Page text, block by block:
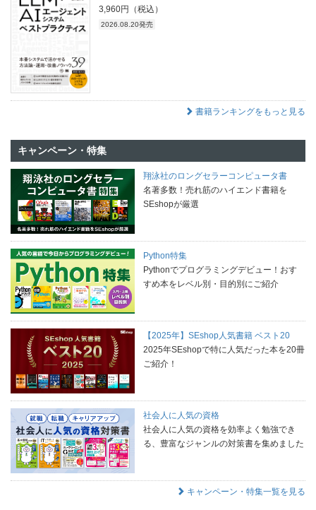
3,960円（税込）
2026.08.20発売
書籍ランキングをもっと見る
キャンペーン・特集
翔泳社のロングセラーコンピュータ書
名著多数！売れ筋のハイエンド書籍を
SEshopが厳選
Python特集
Pythonでプログラミングデビュー！おす
すめ本をレベル別・目的別にご紹介
【2025年】SEshop人気書籍 ベスト20
2025年SEshopで特に人気だった本を20冊
ご紹介！
社会人に人気の資格
社会人に人気の資格を効率よく勉強でき
る、豊富なジャンルの対策書を集めました
キャンペーン・特集一覧を見る